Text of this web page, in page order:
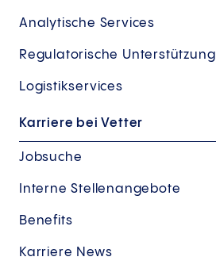
Analytische Services
Regulatorische Unterstützung
Logistikservices
Karriere bei Vetter
Jobsuche
Interne Stellenangebote
Benefits
Karriere News